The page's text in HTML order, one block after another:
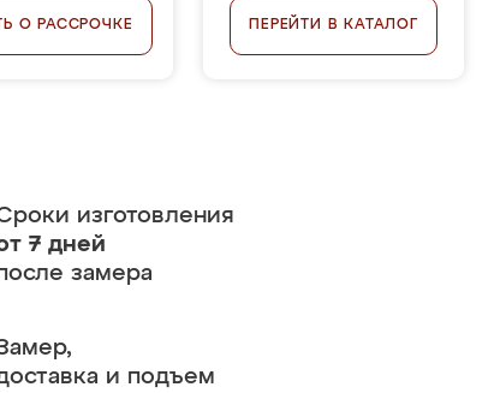
О РАССРОЧКЕ ПЕРЕЙТИ В КАТАЛОГ
изготовления
7 дней
замера
и подъем